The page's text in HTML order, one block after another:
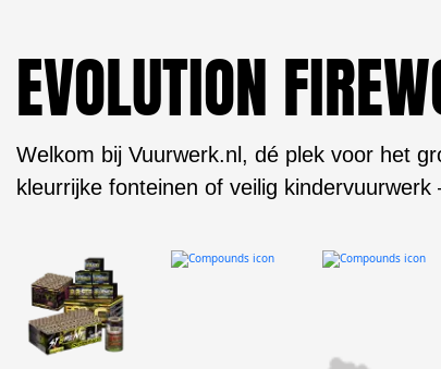
EVOLUTION
Welkom bij Vuurwerk.nl, dé plek voor het
kleurrijke fonteinen of veilig